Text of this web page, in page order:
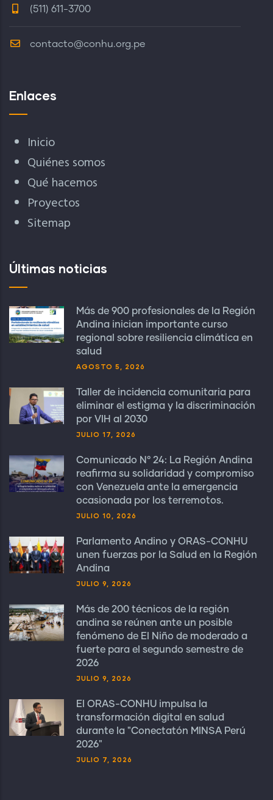
(511) 611-3700
contacto@conhu.org.pe
Enlaces
Inicio
Quiénes somos
Qué hacemos
Proyectos
Sitemap
Últimas noticias
Más de 900 profesionales de la Región
Andina inician importante curso
regional sobre resiliencia climática en
salud
AGOSTO 5, 2026
Taller de incidencia comunitaria para
eliminar el estigma y la discriminación
por VIH al 2030
JULIO 17, 2026
Comunicado N° 24: La Región Andina
reafirma su solidaridad y compromiso
con Venezuela ante la emergencia
ocasionada por los terremotos.
JULIO 10, 2026
Parlamento Andino y ORAS-CONHU
unen fuerzas por la Salud en la Región
Andina
JULIO 9, 2026
Más de 200 técnicos de la región
andina se reúnen ante un posible
fenómeno de El Niño de moderado a
fuerte para el segundo semestre de
2026
JULIO 9, 2026
El ORAS-CONHU impulsa la
transformación digital en salud
durante la "Conectatón MINSA Perú
2026"
JULIO 7, 2026